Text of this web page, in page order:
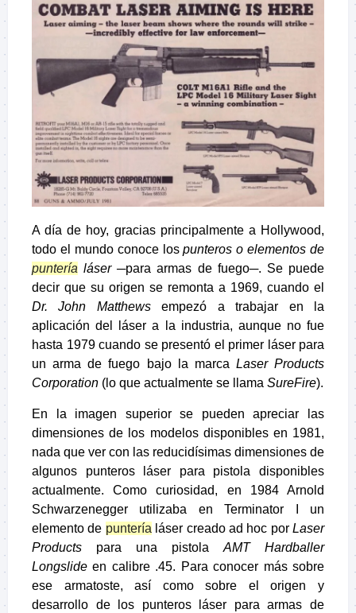
A día de hoy, gracias principalmente a Hollywood,
todo el mundo conoce lospunteros o elementos de
puntería láser─para armas de fuego─. Se puede
decir que su origen se remonta a 1969, cuando el
Dr. John Matthewsempezó a trabajar en la
aplicación del láser a la industria, aunque no fue
hasta 1979 cuando se presentó el primer láser para
un arma de fuego bajo la marca Laser Products
Corporation (lo que actualmente se llama SureFire).
En la imagen superior se pueden apreciar las
dimensiones de los modelos disponibles en 1981,
nada que ver con las reducidísimas dimensiones de
algunos punteros láser para pistola disponibles
actualmente. Como curiosidad, en 1984 Arnold
Schwarzenegger utilizaba en Terminator I un
elemento de puntería láser creado ad hoc por Laser
Products para una pistola AMT Hardballer
Longslide en calibre .45. Para conocer más sobre
ese armatoste, así como sobre el origen y
desarrollo de los punteros láser para armas de